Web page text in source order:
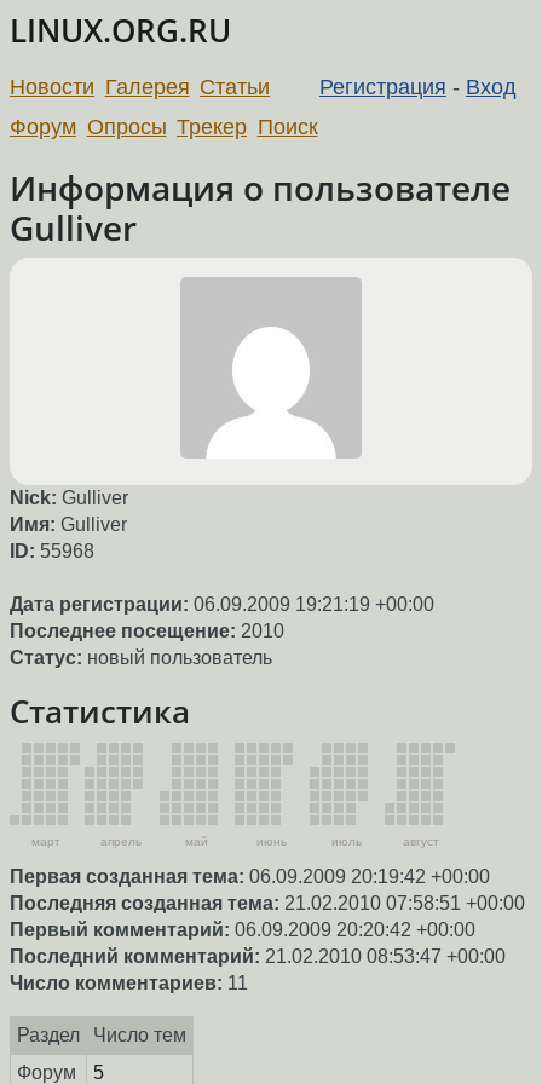
LINUX.ORG.RU
Регистрация - Вход
Новости Галерея Статьи
Форум Опросы Трекер Поиск
Информация о пользователе
Gulliver
Nick: Gulliver
Имя: Gulliver
ID: 55968
Дата регистрации: 06.09.2009 19:21:19 +00:00
Последнее посещение: 2010
Статус: новый пользователь
Статистика
март апрель май июнь июль август
Первая созданная тема: 06.09.2009 20:19:42 +00:00
Последняя созданная тема: 21.02.2010 07:58:51 +00:00
Первый комментарий: 06.09.2009 20:20:42 +00:00
Последний комментарий: 21.02.2010 08:53:47 +00:00
Число комментариев: 11
Раздел
Число тем
Форум
5